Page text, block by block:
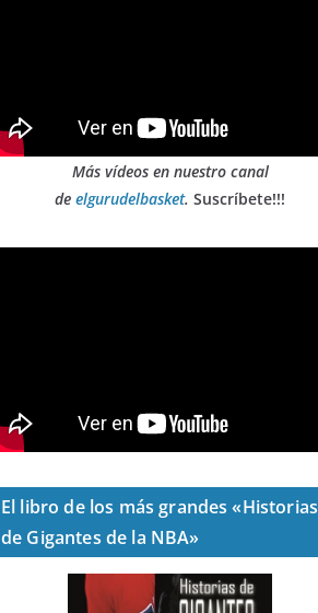
Más vídeos en nuestro canal
de elgurudelbasket. Suscríbete!!!
El libro de los más grandes «Historias
de Gigantes de la NBA»